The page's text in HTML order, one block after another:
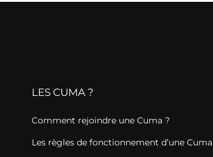
LES CUMA ?
Comment rejoindre une Cuma ?
Les règles de fonctionnement d’une Cuma